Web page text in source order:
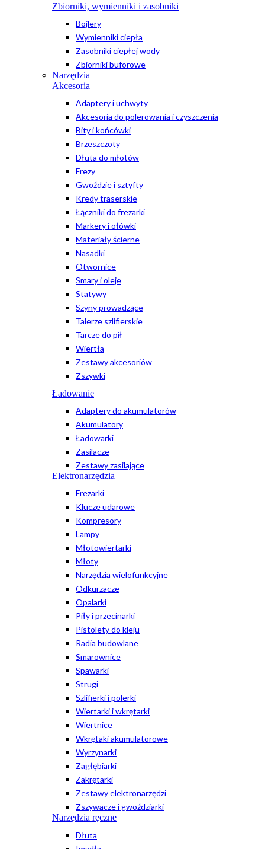
Zbiorniki, wymienniki i zasobniki
Bojlery
Wymienniki ciepła
Zasobniki ciepłej wody
Zbiorniki buforowe
Narzędzia
Akcesoria
Adaptery i uchwyty
Akcesoria do polerowania i czyszczenia
Bity i końcówki
Brzeszczoty
Dłuta do młotów
Frezy
Gwoździe i sztyfty
Kredy traserskie
Łączniki do frezarki
Markery i ołówki
Materiały ścierne
Nasadki
Otwornice
Smary i oleje
Statywy
Szyny prowadzące
Talerze szlifierskie
Tarcze do pił
Wiertła
Zestawy akcesoriów
Zszywki
Ładowanie
Adaptery do akumulatorów
Akumulatory
Ładowarki
Zasilacze
Zestawy zasilające
Elektronarzędzia
Frezarki
Klucze udarowe
Kompresory
Lampy
Młotowiertarki
Młoty
Narzędzia wielofunkcyjne
Odkurzacze
Opalarki
Piły i przecinarki
Pistolety do kleju
Radia budowlane
Smarownice
Spawarki
Strugi
Szlifierki i polerki
Wiertarki i wkrętarki
Wiertnice
Wkrętaki akumulatorowe
Wyrzynarki
Zagłębiarki
Zakrętarki
Zestawy elektronarzędzi
Zszywacze i gwoździarki
Narzędzia ręczne
Dłuta